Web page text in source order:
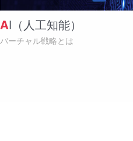
AI（人工知能）
バーチャル戦略とは